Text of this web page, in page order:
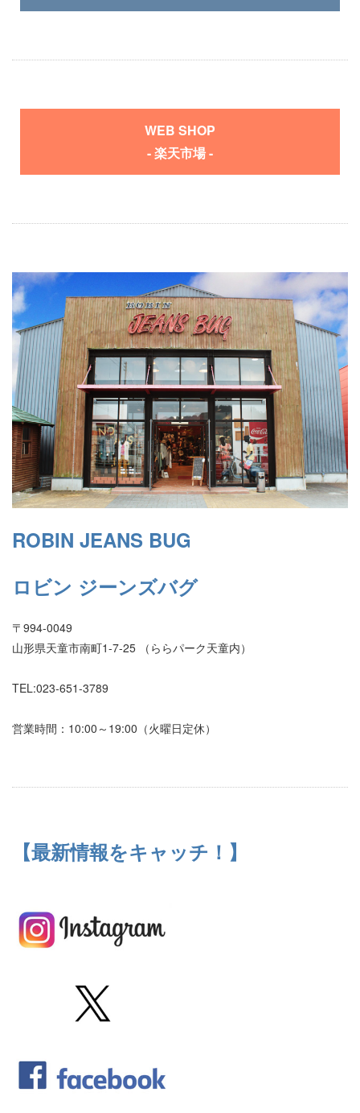
WEB SHOP
- 楽天市場 -
ROBIN JEANS BUG
ロビン ジーンズバグ
〒994-0049
山形県天童市南町1-7-25 （ららパーク天童内）
TEL:023-651-3789
営業時間：10:00～19:00（火曜日定休）
【最新情報をキャッチ！】